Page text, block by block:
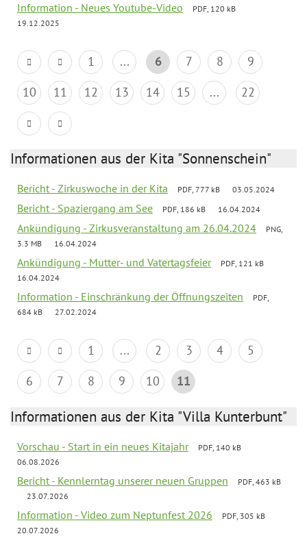
Information - Neues Youtube-Video
PDF, 120 kB
19.12.2025
1 ... 6 7 8
9
10
11 12 13 14 15 ... 22
Informationen aus der Kita "Sonnenschein"
Bericht - Zirkuswoche in der Kita PDF, 777 kB 03.05.2024
Bericht - Spaziergang am See PDF, 186 kB 16.04.2024
Ankündigung - Zirkusveranstaltung am 26.04.2024
PNG,
3.3 MB
16.04.2024
Ankündigung - Mutter- und Vatertagsfeier
PDF, 121 kB
16.04.2024
Information - Einschränkung der Öffnungszeiten
PDF,
684 kB
27.02.2024
1 ... 2 3 4
5
6
7 8 9 10 11
Informationen aus der Kita "Villa Kunterbunt"
Vorschau - Start in ein neues Kitajahr
PDF, 140 kB
06.08.2026
Bericht - Kennlerntag unserer neuen Gruppen
PDF, 463 kB
23.07.2026
Information - Video zum Neptunfest 2026
PDF, 305 kB
20.07.2026